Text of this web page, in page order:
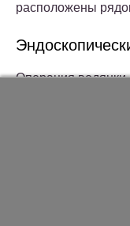
расположены
Операция водянки